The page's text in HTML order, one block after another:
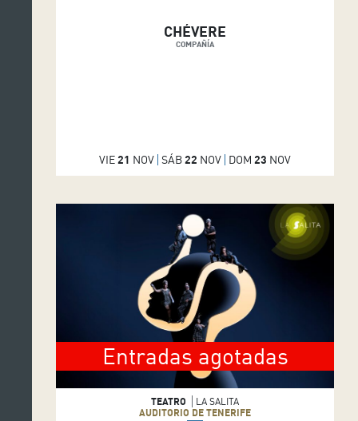
CHÉVERE
COMPAÑÍA
VIE21 NOV SÁB22 NOV DOM 23 NOV
Entradas agotadas
TEATRO
LA SALITA
AUDITORIO DE TENERIFE